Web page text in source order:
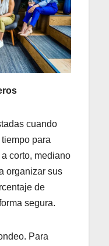
cuando
para
corto, mediano
organizar sus
de
segura.
Para